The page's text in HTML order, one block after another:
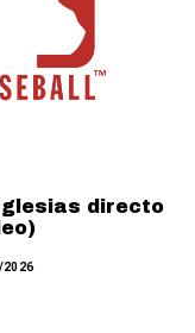
directo
2026